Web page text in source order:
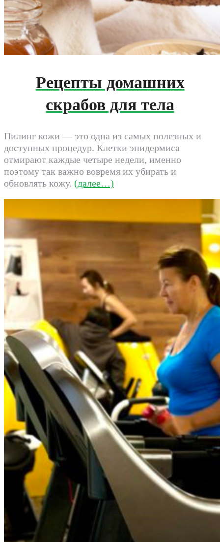
Рецепты домашних
скрабов для тела
Пилинг кожи — это одна из самых полезных и
доступных процедур. Клетки эпидермиса
отмирают каждые четыре недели, именно
поэтому так важно вовремя их убирать и
обновлять кожу. (далее…)